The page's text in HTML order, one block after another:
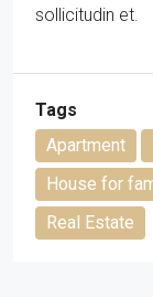
sollicitudin et.
Tags
Apartment
House for
Real Estate